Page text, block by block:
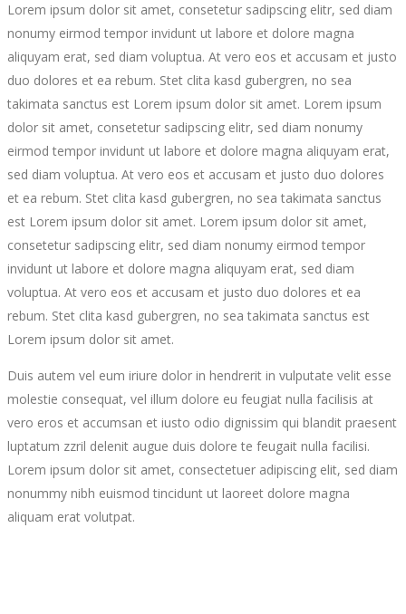
Lorem ipsum dolor sit amet, consetetur sadipscing elitr, sed diam
nonumy eirmod tempor invidunt ut labore et dolore magna
aliquyam erat, sed diam voluptua. At vero eos et accusam et justo
duo dolores et ea rebum. Stet clita kasd gubergren, no sea
takimata sanctus est Lorem ipsum dolor sit amet. Lorem ipsum
dolor sit amet, consetetur sadipscing elitr, sed diam nonumy
eirmod tempor invidunt ut labore et dolore magna aliquyam erat,
sed diam voluptua. At vero eos et accusam et justo duo dolores
et ea rebum. Stet clita kasd gubergren, no sea takimata sanctus
est Lorem ipsum dolor sit amet. Lorem ipsum dolor sit amet,
consetetur sadipscing elitr, sed diam nonumy eirmod tempor
invidunt ut labore et dolore magna aliquyam erat, sed diam
voluptua. At vero eos et accusam et justo duo dolores et ea
rebum. Stet clita kasd gubergren, no sea takimata sanctus est
Lorem ipsum dolor sit amet.
Duis autem vel eum iriure dolor in hendrerit in vulputate velit esse
molestie consequat, vel illum dolore eu feugiat nulla facilisis at
vero eros et accumsan et iusto odio dignissim qui blandit praesent
luptatum zzril delenit augue duis dolore te feugait nulla facilisi.
Lorem ipsum dolor sit amet, consectetuer adipiscing elit, sed diam
nonummy nibh euismod tincidunt ut laoreet dolore magna
aliquam erat volutpat.